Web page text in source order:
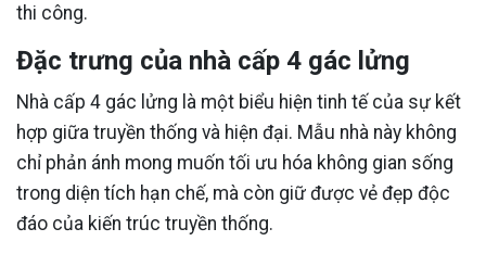
thi công.
Đặc trưng của nhà cấp 4 gác lửng
Nhà cấp 4 gác lửng là một biểu hiện tinh tế của sự kết
hợp giữa truyền thống và hiện đại. Mẫu nhà này không
chỉ phản ánh mong muốn tối ưu hóa không gian sống
trong diện tích hạn chế, mà còn giữ được vẻ đẹp độc
đáo của kiến trúc truyền thống.